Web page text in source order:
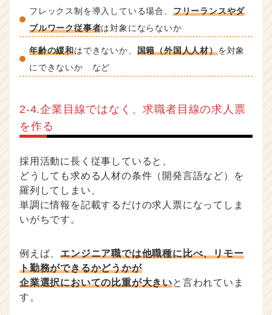
フレックス制を導入している場合、 フリーランスやダ
ブルワーク従事者は対象にならないか
年齢の緩和はできないか、 国籍（外国人人材）を対象
にできないか など
2-4.企業目線ではなく、求職者目線の求人票
を作る
採用活動に長く従事していると、
どうしても求める人材の条件（開発言語など）を
羅列してしまい、
単調に情報を記載するだけの求人票になってしま
いがちです。
例えば、エンジニア職では他職種に比べ、リモー
ト勤務ができるかどうかが
企業選択においての比重が大きいと言われていま
す。